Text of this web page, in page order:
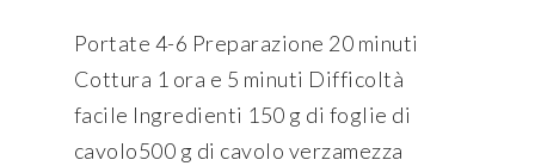
Portate 4-6 Preparazione 20 minuti
Cottura 1 ora e 5 minuti Difficoltà
facile Ingredienti 150 g di foglie di
cavolo500 g di cavolo verzamezza